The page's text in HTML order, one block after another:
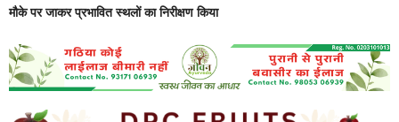
मौके पर जाकर प्रभावित स्थलों का निरीक्षण किया